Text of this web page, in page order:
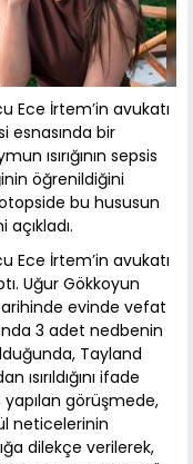
Ece İrtem’in avukatı
esnasında bir
ısırığının sepsis
öğrenildiğini
bu hususun
Ece İrtem’in avukatı
Uğur Gökkoyun
tarihinde evinde vefat
3 adet nedbenin
Tayland
ifade
görüşmede,
neticelerinin
dilekçe verilerek,